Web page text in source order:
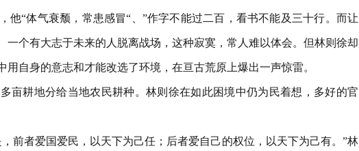
他“体气衰颓，常患感冒“、”作字不能过二百，看书不能及三十行。而让
一个有大志于未来的人脱离战场，这种寂寞，常人难以体会。但林则徐却
自身的意志和才能改选了环境，在亘古荒原上爆出一声惊雷。
亩耕地分给当地农民耕种。林则徐在如此困境中仍为民着想，多好的官
前者爱国爱民，以天下为己任；后者爱自己的权位，以天下为己有。”林